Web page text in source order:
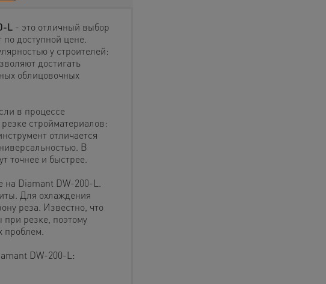
L- это отличный выбор
по доступной цене.
у строителей:
достигать
облицовочных
в процессе
стройматериалов:
отличается
В
точнее и быстрее.
на Diamant DW-200-L.
Для охлаждения
реза. Известно, что
резке, поэтому
проблем.
DW-200-L: